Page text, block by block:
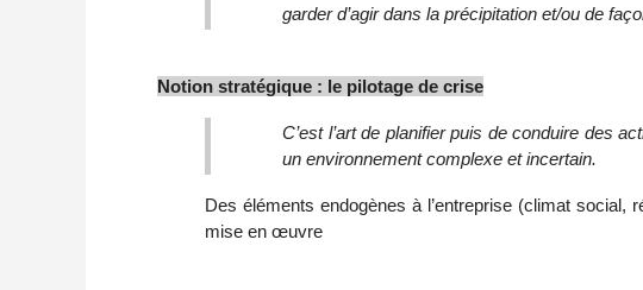
garder d’agir dans la précipitation et/ou de
Notion stratégique : le pilotage de crise
C’est l’art de planifier puis de conduire des
un environnement complexe et incertain.
Des éléments endogènes à l’entreprise (climat
mise en œuvre